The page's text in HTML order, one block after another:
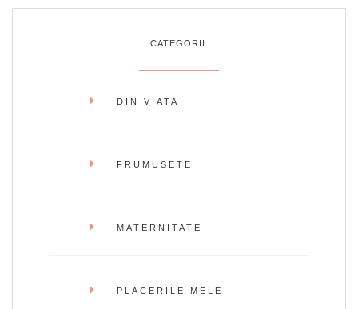
CATEGORII:
DIN VIATA
FRUMUSETE
MATERNITATE
PLACERILE MELE